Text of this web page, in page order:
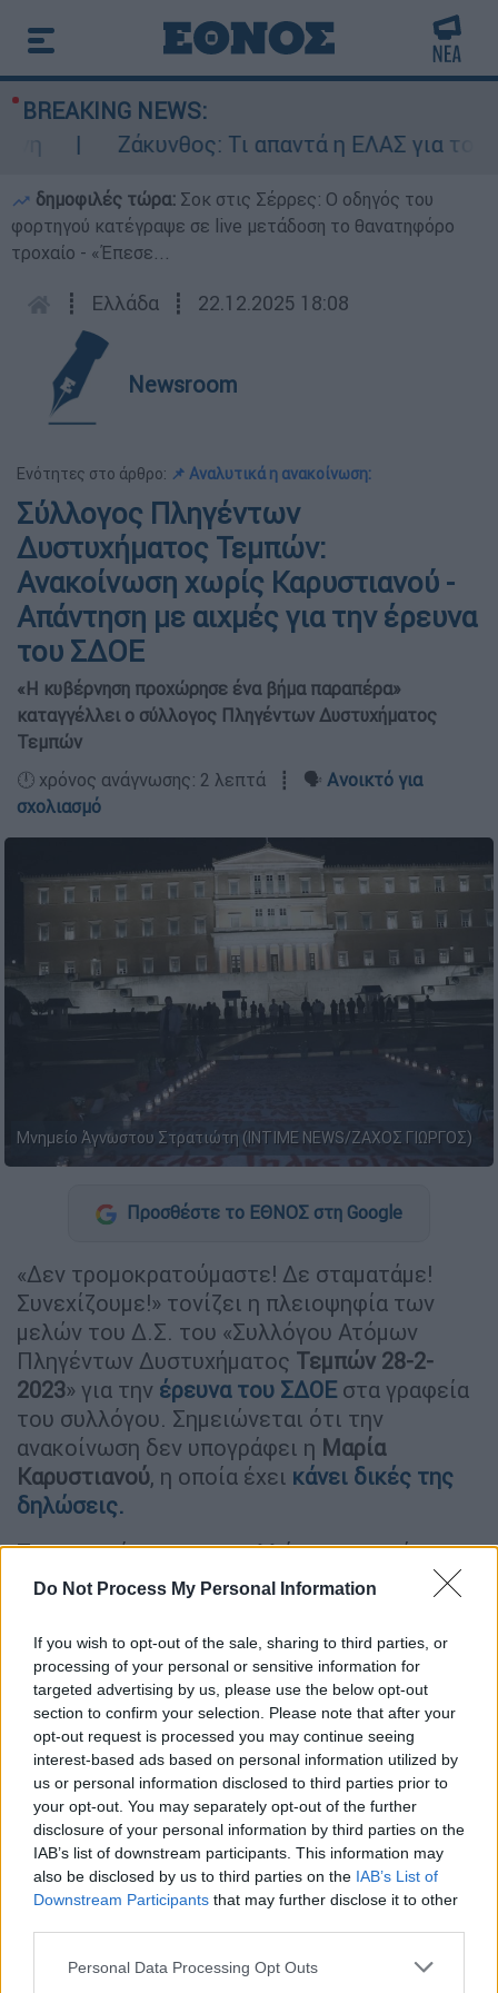
Do Not Process My Personal Information
If you wish to opt-out of the sale, sharing to third parties, or
processing of your personal or sensitive information for
targeted advertising by us, please use the below opt-out
section to confirm your selection. Please note that after your
opt-out request is processed you may continue seeing
interest-based ads based on personal information utilized by
us or personal information disclosed to third parties prior to
your opt-out. You may separately opt-out of the further
disclosure of your personal information by third parties on the
IAB’s list of downstream participants. This information may
also be disclosed by us to third parties on the IAB’s List of
Downstream Participants that may further disclose it to other
Please note that this website/app uses one or more Google
Personal Data Processing Opt Outs
BREAKING NEWS:
Ζάκυνθος: Τι απαντά η ΕΛΑΣ για τους 8
δημοφιλές τώρα: Σοκ στις Σέρρες: Ο οδηγός του
φορτηγού κατέγραψε σε live μετάδοση το θανατηφόρο
τροχαίο - «Έπεσε...
┋ Ελλάδα ┋ 22.12.2025 18:08
Newsroom
Ενότητες στο άρθρο: 📌 Αναλυτικά η ανακοίνωση:
Σύλλογος Πληγέντων
Δυστυχήματος Τεμπών:
Ανακοίνωση χωρίς Καρυστιανού -
Απάντηση με αιχμές για την έρευνα
του ΣΔΟΕ
«Η κυβέρνηση προχώρησε ένα βήμα παραπέρα»
καταγγέλλει ο σύλλογος Πληγέντων Δυστυχήματος
Τεμπών
🕛 χρόνος ανάγνωσης: 2 λεπτά ┋ 🗣️ Ανοικτό για
σχολιασμό
Μνημείο Άγνωστου Στρατιώτη (INTIME NEWS/ΖΑΧΟΣ ΓΙΩΡΓΟΣ)
Προσθέστε το ΕΘΝΟΣ στη Google
«Δεν τρομοκρατούμαστε! Δε σταματάμε!
Συνεχίζουμε!» τονίζει η πλειοψηφία των
μελών του Δ.Σ. του «Συλλόγου Ατόμων
Πληγέντων Δυστυχήματος Τεμπών 28-2-
2023» για την έρευνα του ΣΔΟΕστα γραφεία
του συλλόγου. Σημειώνεται ότι την
ανακοίνωση δεν υπογράφει η Μαρία
Καρυστιανού, η οποία έχει κάνει δικές της
δηλώσεις.
Την ανακοίνωση του συλλόγου υπογράφουν
οι Παύλος Ασλανίδης, Ελένη Βασάρα, Μιρέλα
Ταχματζίδης, που καταγγέλλουν την
κυβέρνηση «και το σύστημα που θέλουν να
μην αποκαλυφθεί η αλήθεια».
ΔΙΑΒΑΣΤΕ ΕΠΙΣΗΣ
Ελλάδα|22.12.2025 11:54
Ασλανίδης κατά Καρυστιανού:
Φούσκωσαν τα μυαλά της - Πρέπει να
παραιτηθεί